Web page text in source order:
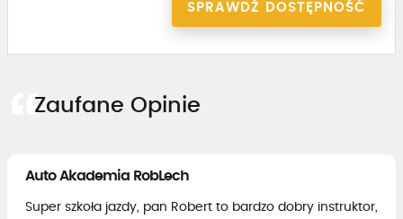
SPRAWDŹ DOSTĘPNOŚĆ
Zaufane Opinie
Auto Akademia RobLech
Super szkoła jazdy, pan Robert to bardzo dobry instruktor,